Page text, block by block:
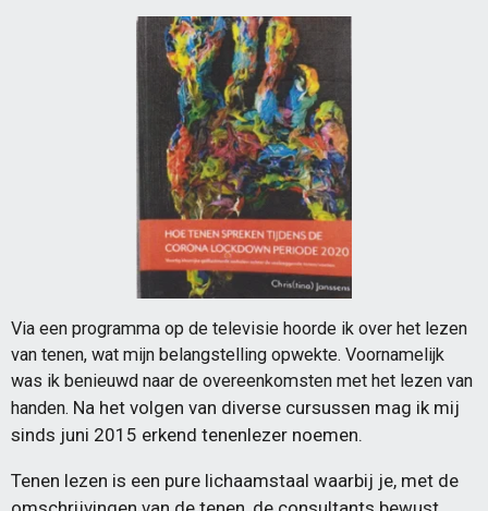
Via een programma op de televisie hoorde ik over het lezen
van tenen, wat mijn belangstelling opwekte. Voornamelijk
was ik benieuwd naar de overeenkomsten met het lezen van
handen. Na het volgen van diverse cursussen mag ik mij
sinds juni 2015 erkend tenenlezer noemen.
Tenen lezen is een pure lichaamstaal waarbij je, met de